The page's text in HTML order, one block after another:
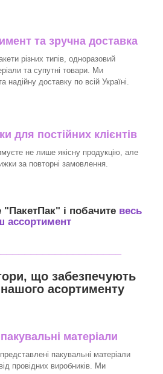
та зручна доставка
різних типів, одноразовий
та супутні товари. Ми
надійну доставку по всій Україні.
для постійних клієнтів
не лише якісну продукцію, але
за повторні замовлення.
"ПакетПак" і побачите весь
ассортимент
що забезпечують
нашого асортименту
матеріали
пакувальні матеріали
провідних виробників. Ми